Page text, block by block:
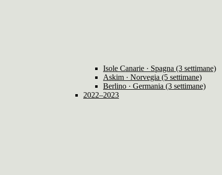
Isole Canarie · Spagna (3 settimane)
Askim · Norvegia (5 settimane)
Berlino · Germania (3 settimane)
2022–2023